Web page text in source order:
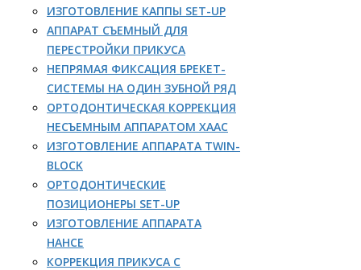
ИЗГОТОВЛЕНИЕ КАППЫ SET-UP
АППАРАТ СЪЕМНЫЙ ДЛЯ
ПЕРЕСТРОЙКИ ПРИКУСА
НЕПРЯМАЯ ФИКСАЦИЯ БРЕКЕТ-
СИСТЕМЫ НА ОДИН ЗУБНОЙ РЯД
ОРТОДОНТИЧЕСКАЯ КОРРЕКЦИЯ
НЕСЪЕМНЫМ АППАРАТОМ ХААС
ИЗГОТОВЛЕНИЕ АППАРАТА TWIN-
BLOCK
ОРТОДОНТИЧЕСКИЕ
ПОЗИЦИОНЕРЫ SET-UP
ИЗГОТОВЛЕНИЕ АППАРАТА
НАНСЕ
КОРРЕКЦИЯ ПРИКУСА С